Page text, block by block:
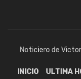
Noticiero de
INICIO ULTIMA